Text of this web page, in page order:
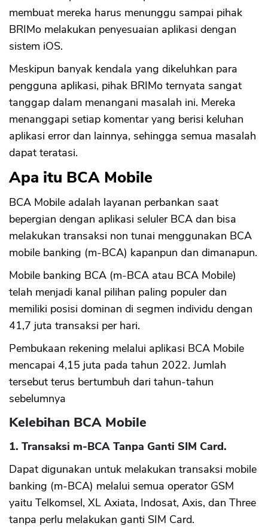
membuat mereka harus menunggu sampai pihak
BRIMo melakukan penyesuaian aplikasi dengan
sistem iOS.
Meskipun banyak kendala yang dikeluhkan para
pengguna aplikasi, pihak BRIMo ternyata sangat
tanggap dalam menangani masalah ini. Mereka
menanggapi setiap komentar yang berisi keluhan
aplikasi error dan lainnya, sehingga semua masalah
dapat teratasi.
Apa itu BCA Mobile
BCA Mobile adalah layanan perbankan saat
bepergian dengan aplikasi seluler BCA dan bisa
melakukan transaksi non tunai menggunakan BCA
mobile banking (m-BCA) kapanpun dan dimanapun.
Mobile banking BCA (m-BCA atau BCA Mobile)
telah menjadi kanal pilihan paling populer dan
memiliki posisi dominan di segmen individu dengan
41,7 juta transaksi per hari.
Pembukaan rekening melalui aplikasi BCA Mobile
mencapai 4,15 juta pada tahun 2022. Jumlah
tersebut terus bertumbuh dari tahun-tahun
sebelumnya
Kelebihan BCA Mobile
1. Transaksi m-BCA Tanpa Ganti SIM Card.
Dapat digunakan untuk melakukan transaksi mobile
banking (m-BCA) melalui semua operator GSM
yaitu Telkomsel, XL Axiata, Indosat, Axis, dan Three
tanpa perlu melakukan ganti SIM Card.
OK
CANCEL